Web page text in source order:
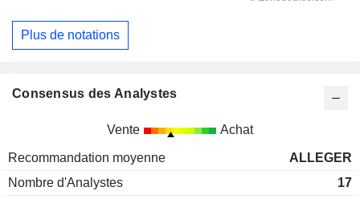
Plus de notations
Consensus des Analystes
Vente Achat
Recommandation moyenne
ALLEGER
Nombre d'Analystes
17